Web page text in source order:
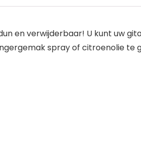
en verwijderbaar! U kunt uw
spray of citroenolie te